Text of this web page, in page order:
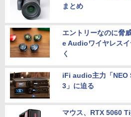
まとめ
エントリーなのに脅
e Audioワイヤレス
く
iFi audio主力「NEO
3」に迫る
マウス、RTX 5060